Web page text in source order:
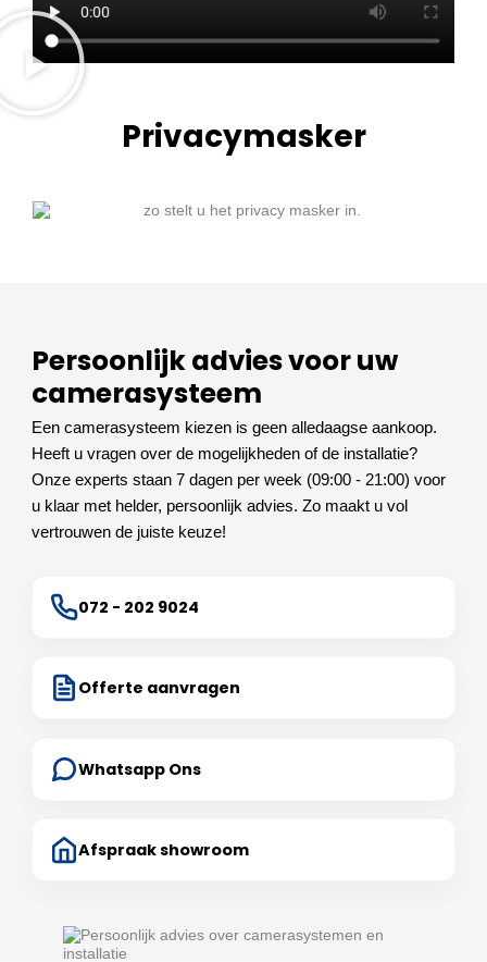
Privacymasker
Persoonlijk advies voor uw
camerasysteem
Een camerasysteem kiezen is geen alledaagse aankoop.
Heeft u vragen over de mogelijkheden of de installatie?
Onze experts staan 7 dagen per week (09:00 - 21:00) voor
u klaar met helder, persoonlijk advies. Zo maakt u vol
vertrouwen de juiste keuze!
072 - 202 9024
Offerte aanvragen
Whatsapp Ons
Afspraak showroom